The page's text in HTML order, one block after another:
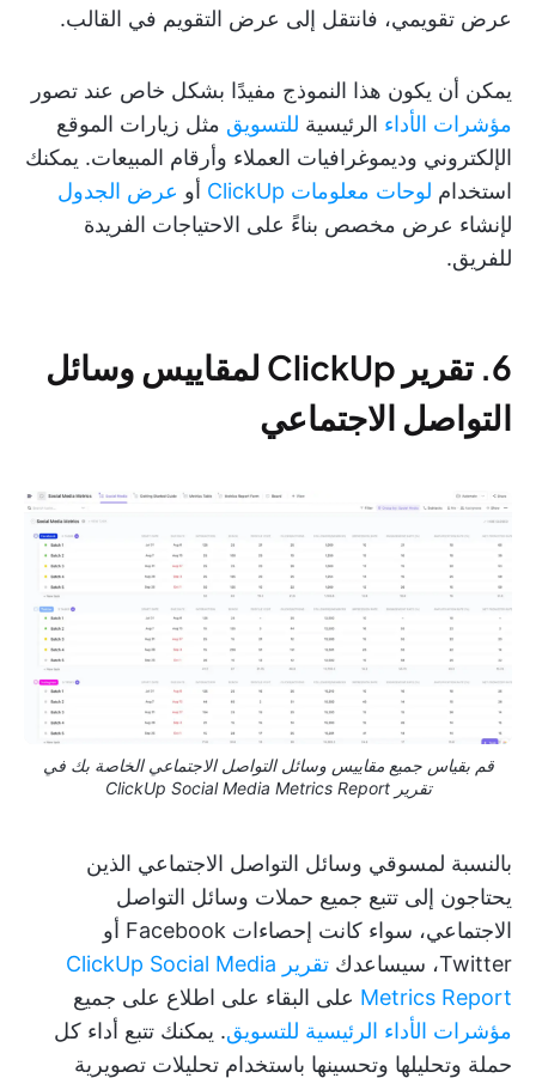
عرض تقويمي، فانتقل إلى عرض التقويم في القالب.
يمكن أن يكون هذا النموذج مفيدًا بشكل خاص عند تصور
مؤشرات الأداء الرئيسية للتسويق مثل زيارات الموقع
الإلكتروني وديموغرافيات العملاء وأرقام المبيعات. يمكنك
استخدام لوحات معلومات ClickUp أو عرض الجدول
لإنشاء عرض مخصص بناءً على الاحتياجات الفريدة
للفريق.
6. تقرير ClickUp لمقاييس وسائل
التواصل الاجتماعي
قم بقياس جميع مقاييس وسائل التواصل الاجتماعي الخاصة بك في
تقرير ClickUp Social Media Metrics Report
بالنسبة لمسوقي وسائل التواصل الاجتماعي الذين
يحتاجون إلى تتبع جميع حملات وسائل التواصل
الاجتماعي، سواء كانت إحصاءات Facebook أو
Twitter، سيساعدك
تقرير ClickUp Social Media
Metrics Report على البقاء على اطلاع على جميع
مؤشرات الأداء الرئيسية للتسويق. يمكنك تتبع أداء كل
حملة وتحليلها وتحسينها باستخدام تحليلات تصويرية